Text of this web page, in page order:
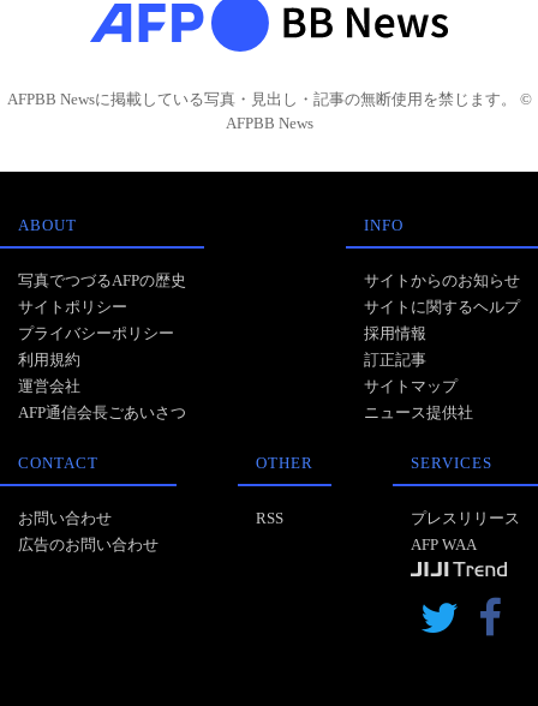
AFPBB Newsに掲載している写真・見出し・記事の無断使用を禁じます。 ©
AFPBB News
ABOUT
写真でつづるAFPの歴史
サイトポリシー
プライバシーポリシー
利用規約
運営会社
AFP通信会長ごあいさつ
INFO
サイトからのお知らせ
サイトに関するヘルプ
採用情報
訂正記事
サイトマップ
ニュース提供社
CONTACT
お問い合わせ
広告のお問い合わせ
OTHER
RSS
SERVICES
プレスリリース
AFP WAA